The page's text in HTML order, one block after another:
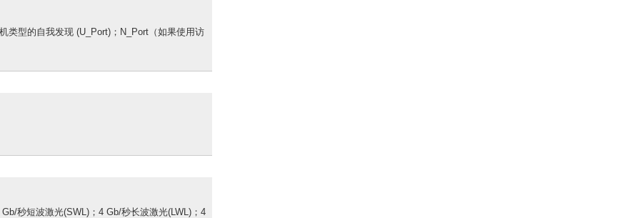
类型的自我发现 (U_Port)；N_Port（如果使用访
秒短波激光(SWL)；4 Gb/秒长波激光(LWL)；4